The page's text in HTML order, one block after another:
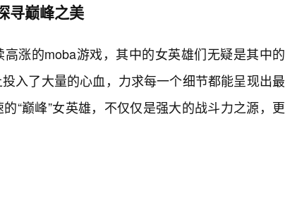
寻巅峰之美
涨的moba游戏，其中的女英雄们无疑是其中的
入了大量的心血，力求每一个细节都能呈现出最
“巅峰”女英雄，不仅仅是强大的战斗力之源，更